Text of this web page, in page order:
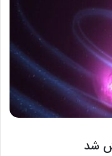
شد